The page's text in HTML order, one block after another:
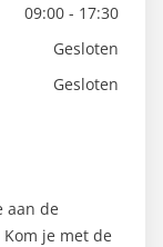
09:00 - 17:30
Gesloten
Gesloten
aan de
je met de